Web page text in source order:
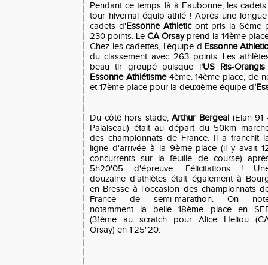
Pendant ce temps là à Eaubonne, les
tour hivernal équip athlé ! Après une
cadets d'Essonne Athleticont pris la 6ème
230 points. Le CA Orsayprend la 14ème
Chez les cadettes, l'équipe d'Essonne Athletic
du classement avec 263 points. Les
beau tir groupé puisque l'US Ris-Orangis
Essonne Athlétisme4ème. 14ème place, de
et 17ème place pour la deuxième équipe d
Du côté hors stade,Arthur Bergeal (Elan 91
Palaiseau) était au départ du 50km
des championnats de France. Il a franchit
ligne d'arrivée à la 9ème place (il y avait
concurrents sur la feuille de course)
5h20'05 d'épreuve. Félicitations !
douzaine d'athlètes était également à
en Bresse à l'occasion des championnats
France de semi-marathon. On
notamment la belle 18ème place en
(31ème au scratch pour Alice Heliou
Orsay) en 1'25"20.